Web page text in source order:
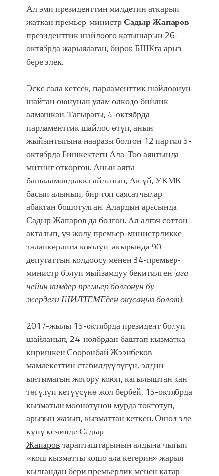
Ал эми президенттин милдетин аткарып
жаткан премьер-министрСадыр Жапаров
президенттик шайлоого катышарын 26-
октябрда жарыялаган, бирок БШКга арыз
бере элек.
Эске сала кетсек, парламенттик шайлоонун
шайтан оюнунан улам өлкөдөбийлик
алмашкан. Тагырагы, 4-октябрда
парламенттик шайлоо өтүп, анын
жыйынтыгына нааразы болгон 12 партия 5-
октябрда Бишкектеги Ала-Тоо аянтында
митинг өткөргөн. Анын аягы
башаламандыкка айланып, Ак үй, УКМК
басып алынып, бир топ саясатчылар
абактан бошотулган. Алардын арасында
Садыр Жапаров да болгон. Ал алгач соттон
акталып, үч жолу премьер-министрликке
талапкерлиги коюлуп, акырында 90
депутаттын колдоосу менен 34-премьер-
министр болуп мыйзамдуу бекитилген (ага
чейин кимдер премьер болгонун бу
жердегиШИЛТЕМЕден окусаӊыз болот).
2017-жылы 15-октябрда президент болуп
шайланып, 24-ноябрдан баштап кызматка
киришкен Сооронбай Жээнбеков
мамлекеттин стабилдүүлүгүн, элдин
ынтымагын жогору коюп, кагылыштан кан
төгүлүп кетүүсүнө жол бербей, 15-октябрда
кызматын мөөнөтүнөн мурда токтотуп,
арызын жазып, кызматтан кеткен. Ошол эле
күнү кечиндеСадыр
Жапаровтарапташтарынын алдына чыгып
«кош кызматты кошо ала кетерин» жарыя
кылгандан бери премьерлик менен катар